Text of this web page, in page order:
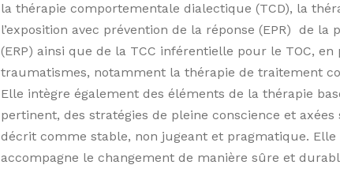
la thérapie comportementale dialectique (TCD), la
l’exposition avec prévention de la réponse (EPR) de la
(ERP) ainsi que de la TCC inférentielle pour le TOC,
traumatismes, notamment la thérapie de traitement
Elle intègre également des éléments de la thérapie
pertinent, des stratégies de pleine conscience et
décrit comme stable, non jugeant et pragmatique.
accompagne le changement de manière sûre et